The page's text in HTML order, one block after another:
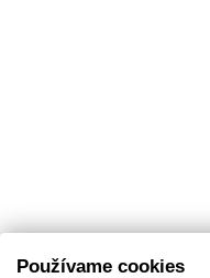
Používame cookies